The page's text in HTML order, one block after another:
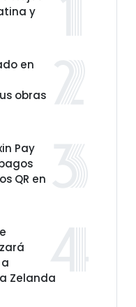
y
en
obras
Pay
QR en
Zelanda